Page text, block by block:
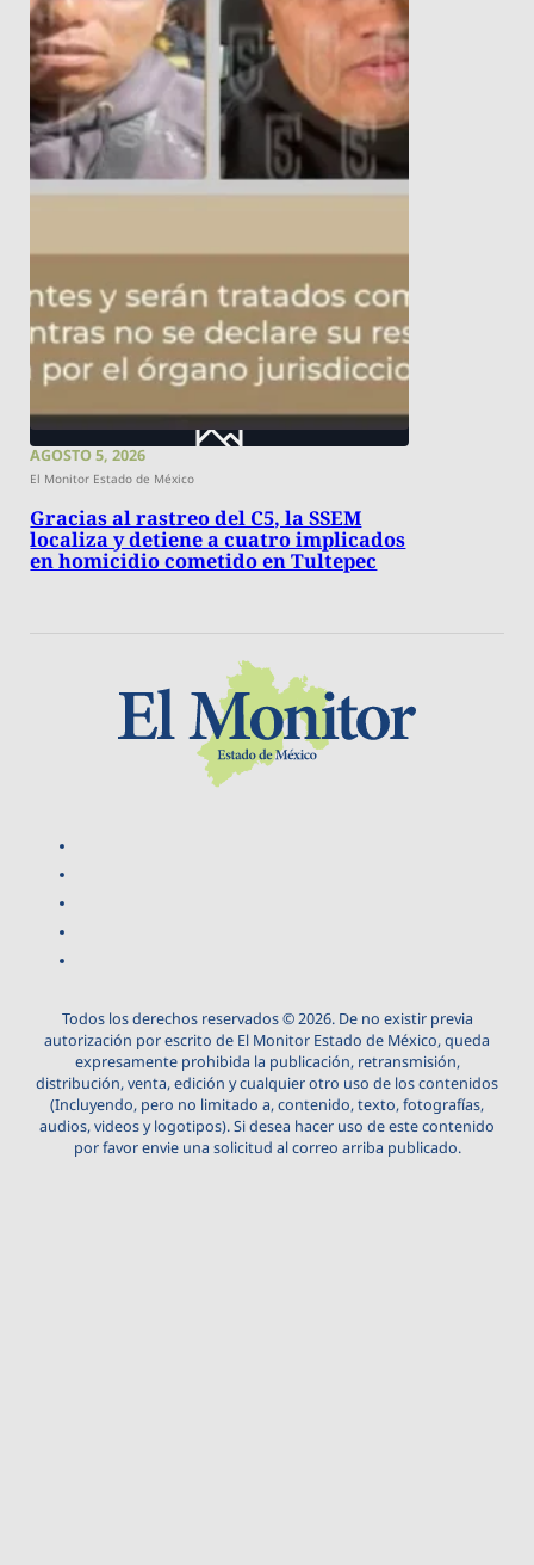
AGOSTO 5, 2026
El Monitor Estado de México
Gracias al rastreo del C5, la SSEM
localiza y detiene a cuatro implicados
en homicidio cometido en Tultepec
Todos los derechos reservados © 2026. De no existir previa
autorización por escrito de El Monitor Estado de México, queda
expresamente prohibida la publicación, retransmisión,
distribución, venta, edición y cualquier otro uso de los contenidos
(Incluyendo, pero no limitado a, contenido, texto, fotografías,
audios, videos y logotipos). Si desea hacer uso de este contenido
por favor envie una solicitud al correo arriba publicado.